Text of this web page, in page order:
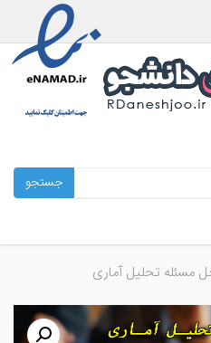
جستجو
مسئله تحلیل آماری